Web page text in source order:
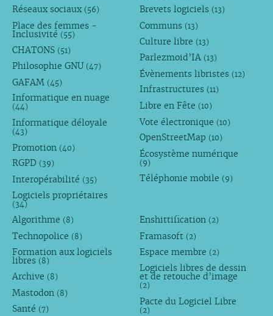
Réseaux sociaux (56)
Place des femmes -
Inclusivité (55)
CHATONS (51)
Philosophie GNU (47)
GAFAM (45)
Informatique en nuage
(44)
Informatique déloyale
(43)
Promotion (40)
RGPD (39)
Interopérabilité (35)
Logiciels propriétaires
(34)
Brevets logiciels (13)
Communs (13)
Culture libre (13)
Parlezmoid’IA (13)
Évènements libristes (12)
Infrastructures (11)
Libre en Fête (10)
Vote électronique (10)
OpenStreetMap (10)
Écosystème numérique
(9)
Téléphonie mobile (9)
Algorithme (8)
Technopolice (8)
Formation aux logiciels
libres (8)
Archive (8)
Mastodon (8)
Santé (7)
Enshittification (2)
Framasoft (2)
Espace membre (2)
Logiciels libres de dessin
et de retouche d’image
(2)
Pacte du Logiciel Libre
(2)